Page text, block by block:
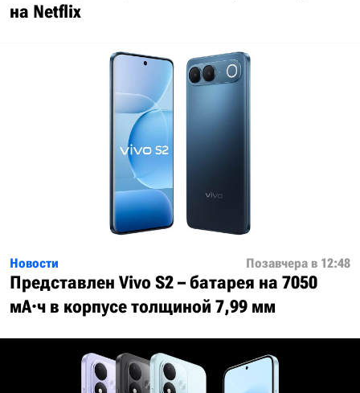
на Netflix
Новости Позавчера в 12:48
Представлен Vivo S2 – батарея на 7050
мА·ч в корпусе толщиной 7,99 мм